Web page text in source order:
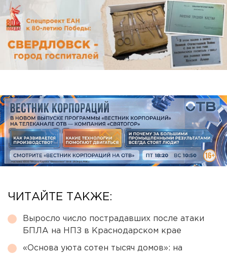
ЧИТАЙТЕ ТАКЖЕ:
Выросло число пострадавших после атаки
БПЛА на НПЗ в Краснодарском крае
«Основа уюта сотен тысяч домов»: на